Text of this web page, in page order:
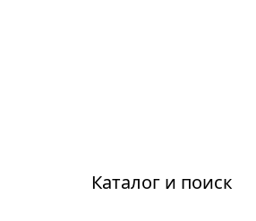
Каталог и поиск